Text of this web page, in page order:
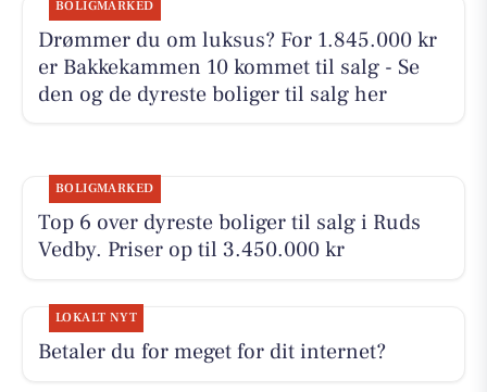
BOLIGMARKED
Drømmer du om luksus? For 1.845.000 kr
er Bakkekammen 10 kommet til salg - Se
den og de dyreste boliger til salg her
BOLIGMARKED
Top 6 over dyreste boliger til salg i Ruds
Vedby. Priser op til 3.450.000 kr
LOKALT NYT
Betaler du for meget for dit internet?